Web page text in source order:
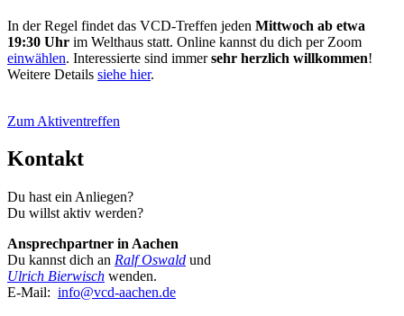
In der Regel findet das VCD-Treffen jeden Mittwoch ab etwa
19:30 Uhr im Welthaus statt. Online kannst du dich per Zoom
einwählen. Interessierte sind immersehr herzlich willkommen!
Weitere Details siehe hier.
Zum Aktiventreffen
Kontakt
Du hast ein Anliegen?
Du willst aktiv werden?
Ansprechpartner in Aachen
Du kannst dich an Ralf Oswald und
Ulrich Bierwisch wenden.
E-Mail: info@vcd-aachen.de